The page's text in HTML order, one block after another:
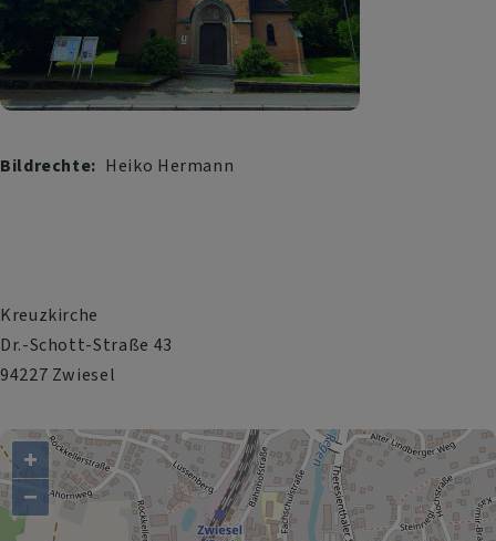
Bildrechte Heiko Hermann
Kreuzkirche
Dr.-Schott-Straße 43
94227 Zwiesel
+
−